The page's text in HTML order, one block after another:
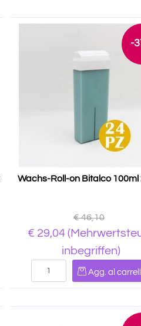
-
Wachs-Roll-on Bitalco 100ml
€ 46,10
€ 29,04
inbegriffen)
Quantità
Agg. al